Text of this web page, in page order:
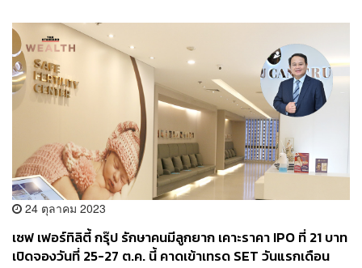
24 ตุลาคม 2023
เซฟ เฟอร์ทิลิตี้ กรุ๊ป รักษาคนมีลูกยาก เคาะราคา IPO ที่ 21 บาท
เปิดจองวันที่ 25-27 ต.ค. นี้ คาดเข้าเทรด SET วันแรกเดือน